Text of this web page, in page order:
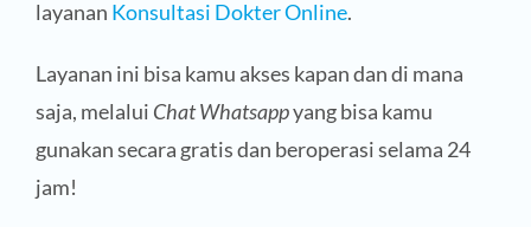
layanan Konsultasi Dokter Online.
Layanan ini bisa kamu akses kapan dan di mana
saja, melalui Chat Whatsappyang bisa kamu
gunakan secara gratis dan beroperasi selama 24
jam!